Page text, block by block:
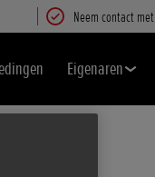
Neem contact
Eigenaren